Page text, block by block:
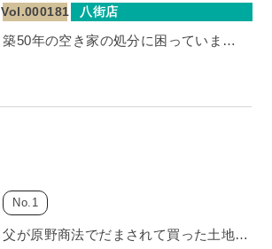
Vol.000181 八街店
築50年の空き家の処分に困っていま…
父が原野商法でだまされて買った土地…